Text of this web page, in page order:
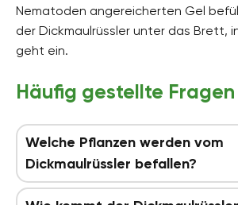
Nematoden angereicherten Gel
der Dickmaulrüssler unter das Brett,
geht ein.
Häufig gestellte Fragen
Welche Pflanzen werden vom
Dickmaulrüssler befallen?